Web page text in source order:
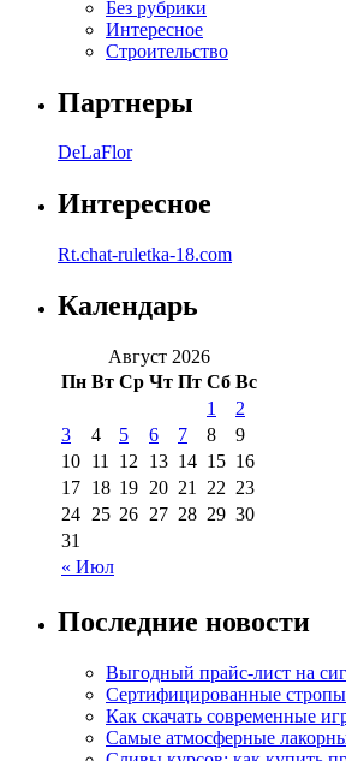
Без рубрики
Интересное
Строительство
Партнеры
DeLaFlor
Интересное
Rt.chat-ruletka-18.com
Календарь
Август 2026
Пн Вт Ср Чт Пт Сб Вс
« Июл
1
2
3
4 5 6 7 8
9
10 11 12 13 14 15 16
17 18 19 20 21 22 23
24 25 26 27 28 29 30
31
Последние новости
Выгодный прайс-лист на
Сертифицированные
Как скачать современные
Самые атмосферные